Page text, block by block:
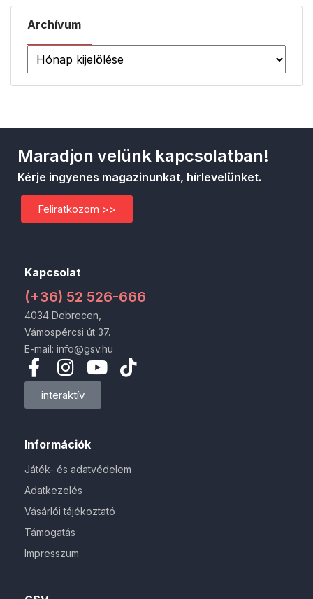
Archívum
Információk
Játék- és adatvédelem
Adatkezelés
Vásárlói tájékoztató
Támogatás
Impresszum
Kapcsolat
(+36) 52 526-666
4034 Debrecen,
Vámospércsi út 37.
E-mail: info@gsv.hu
interaktív
Maradjon velünk kapcsolatban!
Kérje ingyenes magazinunkat, hírlevelünket.
Feliratkozom >>